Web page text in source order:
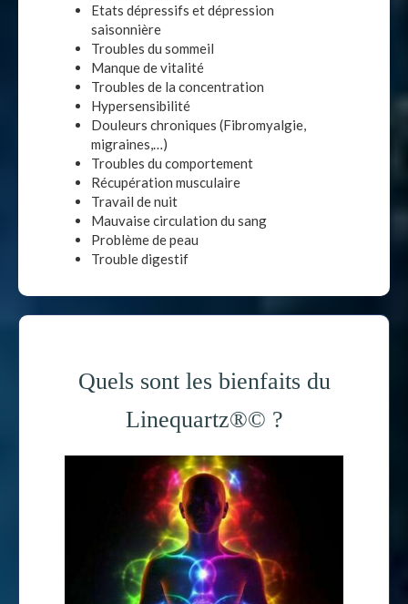
Etats dépressifs et dépression
saisonnière
Troubles du sommeil
Manque de vitalité
Troubles de la concentration
Hypersensibilité
Douleurs chroniques (Fibromyalgie,
migraines,…)
Troubles du comportement
Récupération musculaire
Travail de nuit
Mauvaise circulation du sang
Problème de peau
Trouble digestif
Quels sont les bienfaits du
Linequartz®© ?